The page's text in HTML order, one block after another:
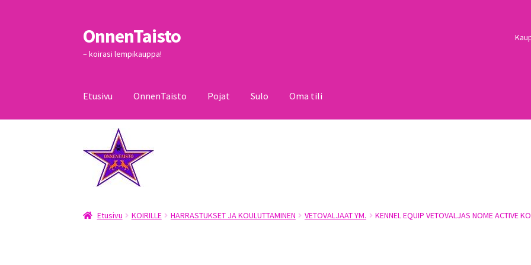
Siirry
navigointiin
Siirry
sisältöön
OnnenTaisto
– koirasi lempikauppa!
Etusivu OnnenTaisto Pojat Sulo Oma tili
Kassa
Etusivu KOIRILLE HARRASTUKSET JA KOULUTTAMINEN VETOVALJAAT YM. KENNEL EQUIP VETOVALJAS NOME ACTIVE